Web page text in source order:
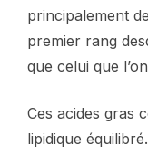
principalement
premier rang
que celui que
Ces acides gras
lipidique